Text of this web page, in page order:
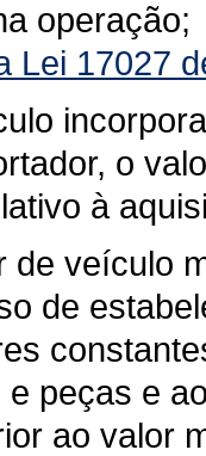
operação;
Lei 17027
o
à
de veículo
de
peças e
ao valor